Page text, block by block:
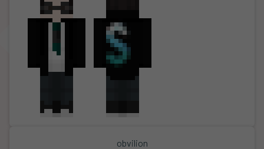
obvilion